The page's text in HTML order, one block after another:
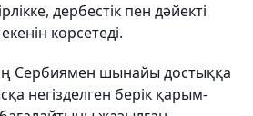
дербестік пен дәйекті
көрсетеді.
Сербиямен шынайы достыққа
негізделген берік қарым-